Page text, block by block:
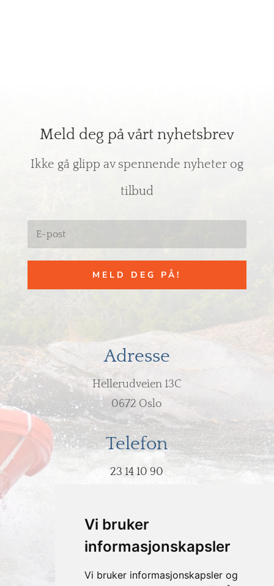
Vi bruker
informasjonskapsler
Vi bruker informasjonskapsler og
Meld deg på vårt nyhetsbrev
Ikke gå glipp av spennende nyheter og
tilbud
MELD DEG PÅ!
Adresse
Hellerudveien 13C
0672 Oslo
Telefon
23 14 10 90
post@hodeovervann.no